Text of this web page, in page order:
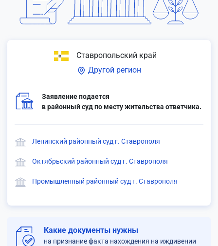
Ставропольский край
Другой регион
Заявление подается
в районный суд по месту жительства ответчика.
Ленинский районный суд г. Ставрополя
Октябрьский районный суд г. Ставрополя
Промышленный районный суд г. Ставрополя
Какие документы нужны
на признание факта нахождения на иждивении